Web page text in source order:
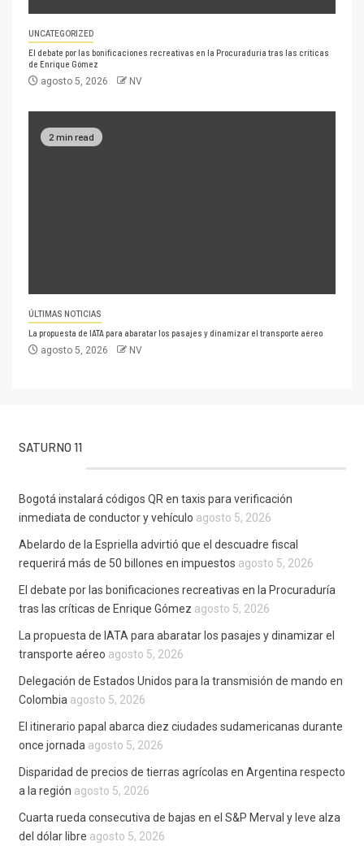
UNCATEGORIZED
El debate por las bonificaciones recreativas en la Procuraduría tras las críticas
de Enrique Gómez
agosto 5, 2026 NV
2 min read
ÚLTIMAS NOTICIAS
La propuesta de IATA para abaratar los pasajes y dinamizar el transporte aéreo
agosto 5, 2026 NV
SATURNO 11
Bogotá instalará códigos QR en taxis para verificación
inmediata de conductor y vehículo agosto 5, 2026
Abelardo de la Espriella advirtió que el descuadre fiscal
requerirá más de 50 billones en impuestos agosto 5, 2026
El debate por las bonificaciones recreativas en la Procuraduría
tras las críticas de Enrique Gómez agosto 5, 2026
La propuesta de IATA para abaratar los pasajes y dinamizar el
transporte aéreo agosto 5, 2026
Delegación de Estados Unidos para la transmisión de mando en
Colombia agosto 5, 2026
El itinerario papal abarca diez ciudades sudamericanas durante
once jornada agosto 5, 2026
Disparidad de precios de tierras agrícolas en Argentina respecto
a la región agosto 5, 2026
Cuarta rueda consecutiva de bajas en el S&P Merval y leve alza
del dólar libre agosto 5, 2026